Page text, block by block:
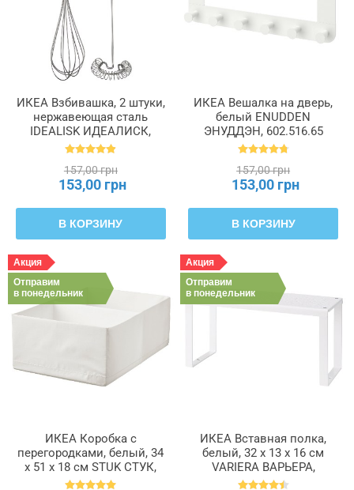
ИКЕА Взбивашка, 2 штуки,
нержавеющая сталь
IDEALISK ИДЕАЛИСК,
500.931.72
157,00 грн
153,00 грн
В КОРЗИНУ
ИКЕА Вешалка на дверь,
белый ENUDDEN
ЭНУДДЭН, 602.516.65
157,00 грн
153,00 грн
В КОРЗИНУ
Акция
Отправим
в понедельник
ИКЕА Коробка с
перегородками, белый, 34
x 51 x 18 см STUK СТУК,
904.744.43
Акция
Отправим
в понедельник
ИКЕА Вставная полка,
белый, 32 x 13 x 16 см
VARIERA ВАРЬЕРА,
801.366.22